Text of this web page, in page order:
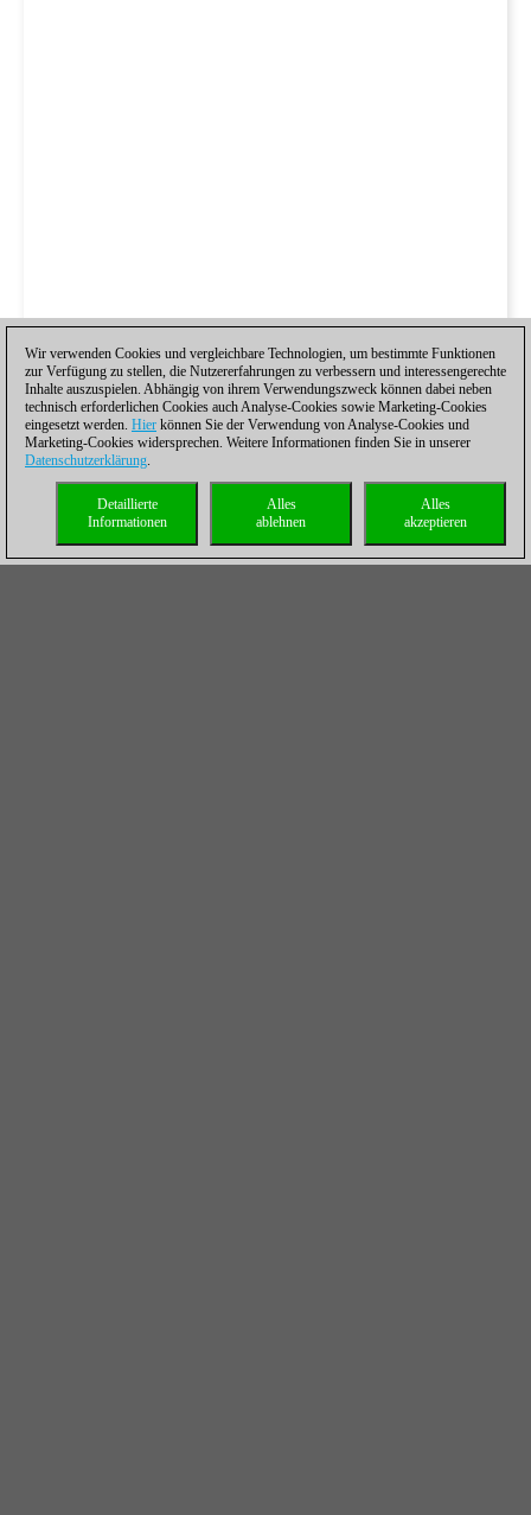
Wir verwenden Cookies und vergleichbare Technologien, um bestimmte Funktionen
zur Verfügung zu stellen, die Nutzererfahrungen zu verbessern und interessengerechte
Inhalte auszuspielen. Abhängig von ihrem Verwendungszweck können dabei neben
technisch erforderlichen Cookies auch Analyse-Cookies sowie Marketing-Cookies
eingesetzt werden. Hier können Sie der Verwendung von Analyse-Cookies und
Marketing-Cookies widersprechen. Weitere Informationen finden Sie in unserer
Datenschutzerklärung.
Alles
akzeptieren
Alles
ablehnen
Detaillierte
Informationen